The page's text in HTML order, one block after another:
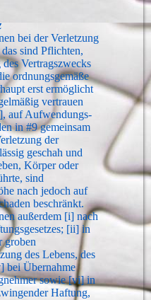
bei der Verletzung
sind Pflichten,
Vertragszwecks
ordnungsgemäße
erst ermöglicht
vertrauen
auf Aufwendungs-
in #9 gemeinsam
der
geschah und
Körper oder
sind
nach jedoch auf
beschränkt.
außerdem [i] nach
[ii] in
groben
des Lebens, des
bei Übernahme
sowie [vi] in
Haftung,